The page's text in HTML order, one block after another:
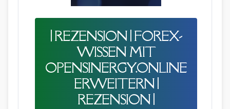
| REZENSION | FOREX-
WISSEN MIT
OPENSINERGY.ONLINE
ERWEITERN |
REZENSION |